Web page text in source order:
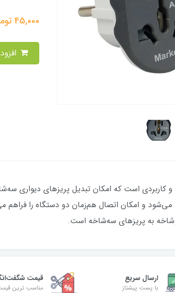
45,000
و کاربردی است که امکان تبدیل پریزهای دیواری
به پریزهای سه‌شاخه است.
ارسال سریع
با پست پیشتاز
قیمت
مناسب ترین قیمت